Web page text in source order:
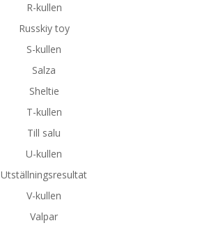
R-kullen
Russkiy toy
S-kullen
Salza
Sheltie
T-kullen
Till salu
U-kullen
Utställningsresultat
V-kullen
Valpar